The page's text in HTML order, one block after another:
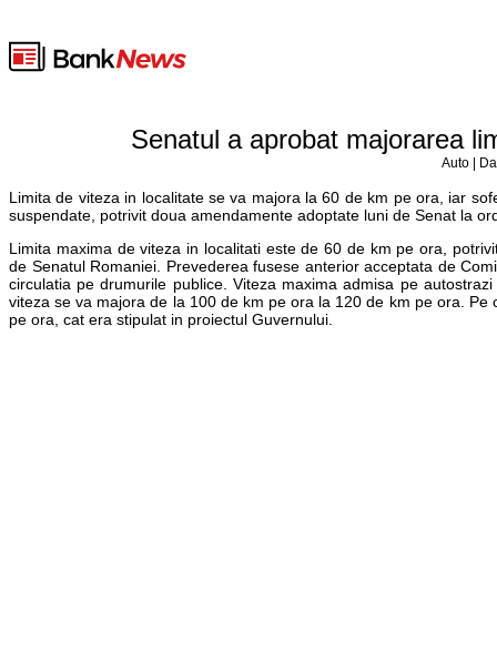
Senatul a aprobat majorarea
Auto |
Limita de viteza in localitate se va majora la 60 de km pe ora, iar
suspendate, potrivit doua amendamente adoptate luni de Senat la
Limita maxima de viteza in localitati este de 60 de km pe ora,
de Senatul Romaniei. Prevederea fusese anterior acceptata de
circulatia pe drumurile publice. Viteza maxima admisa pe
viteza se va majora de la 100 de km pe ora la 120 de km pe ora.
pe ora, cat era stipulat in proiectul Guvernului.